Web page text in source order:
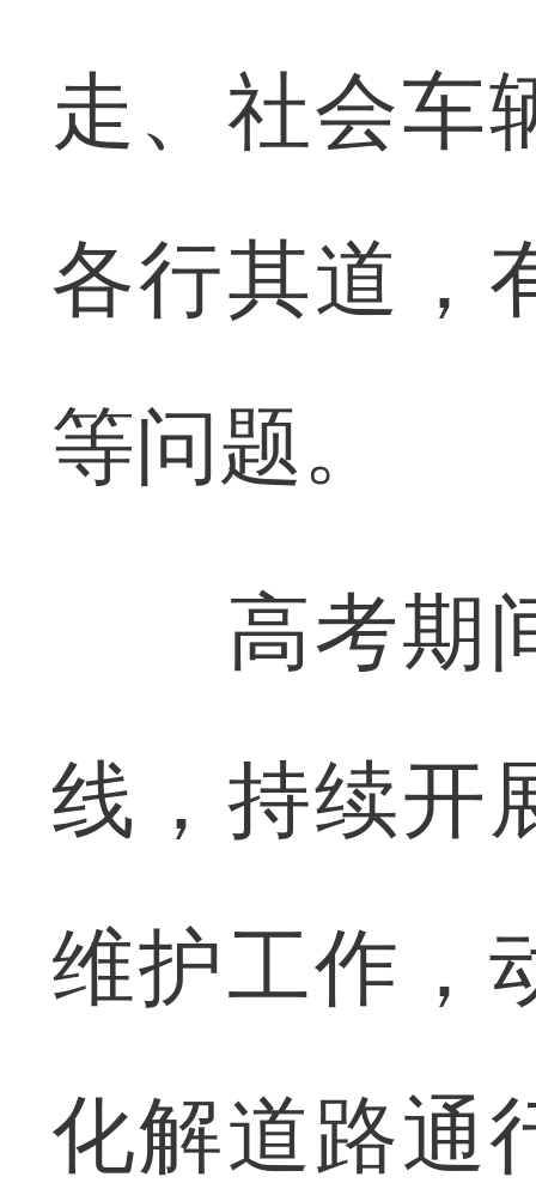
走、社会车
各行其道，
等问题。
高考期间
线，持续开
维护工作，
化解道路通